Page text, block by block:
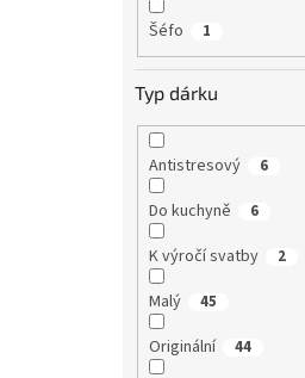
Šéfo 1
Typ dárku
Antistresový 6
Do kuchyně 6
K výročí svatby 2
Malý 45
Originální 44